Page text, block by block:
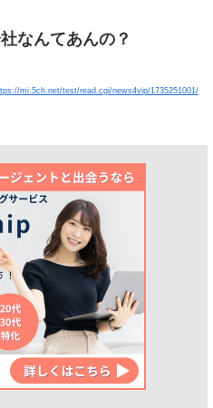
なんてあんの？
mi.5ch.net/test/read.cgi/news4vip/1735251001/